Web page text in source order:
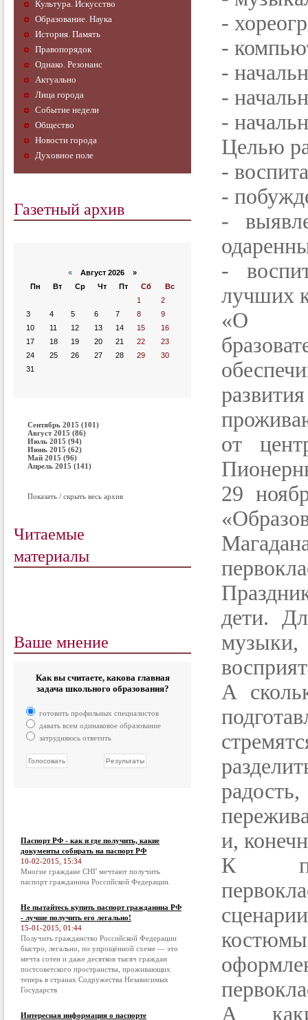
Культура. Искусство
Образование. Наука
История. Память
Правопорядок
Однако. Резонанс
Актуально
Лица города
Событие недели
Общество
Новости города
Духовное поле
Газетный архив
« Август 2026 »
Пн
Вт Ср Чт Пт Сб
Вс
1
2
3
4 5 6 7 8
9
10
11 12 13 14 15
16
17
18 19 20 21 22
23
24
25 26 27 28 29
30
31
Сентябрь 2015 (101)
Август 2015 (86)
Июль 2015 (94)
Июнь 2015 (62)
Май 2015 (96)
Апрель 2015 (141)
Показать / скрыть весь архив
Читаемые
материалы
Ваше мнение
Как вы считаете, какова главная
задача школьного образования?
готовить профильных специалистов
давать всем одинаковое образование
затрудняюсь ответить
Паспорт РФ - как и где получить, какие
документы собирать на паспорт РФ
10-02-2015, 15:34
Многие граждане СНГ мечтают получить
паспорт гражданина Российской Федерации.
Не пытайтесь купить паспорт гражданина РФ
- лучше получить его легально!
15-01-2015, 01:44
Получить гражданство Российской Федерации
быстро, легально, по упрощённой схеме — это
мечта сотен и даже десятков тысяч граждан
постсоветского пространства, проживающих
теперь в странах Содружества Независимых
Государств
Интересная информация о паспорте
-
-
-
-
-
Целью
-
-
-
-
лучших
«О
от
29
дети.
А
и,
К
А